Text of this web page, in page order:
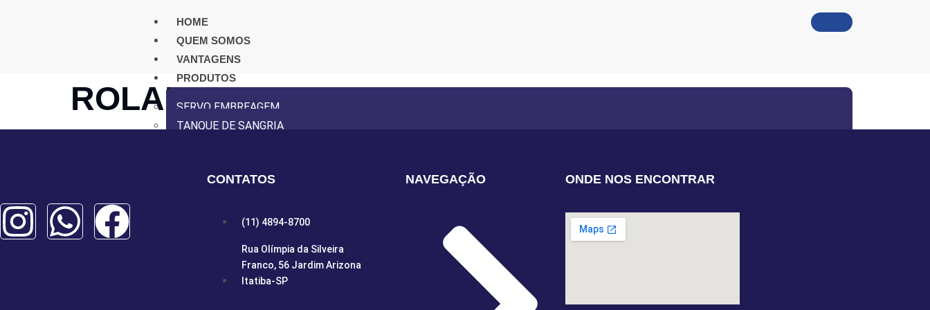
HOME
QUEM SOMOS
VANTAGENS
PRODUTOS
SERVO EMBREAGEM
TANQUE DE SANGRIA
DISTRIBUIDORES
ROLAMAR
CONTATOS
(11) 4894-8700
Rua Olímpia da Silveira
Franco, 56 Jardim Arizona
Itatiba-SP
NAVEGAÇÃO ONDE NOS ENCONTRAR